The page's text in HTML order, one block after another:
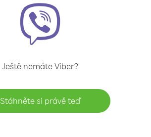
Ještě nemáte Viber?
Stáhněte si právě teď